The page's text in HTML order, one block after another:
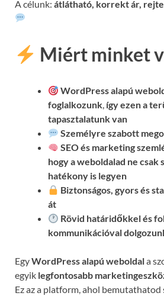
A célunk: átlátható, korrekt ár,
Miért minket
WordPress alapú
foglalkozunk, így ezen a
tapasztalatunk van
Személyre szabott
SEO és marketing
hogy a weboldalad ne csak
hatékony is legyen
Biztonságos, gyors és
át
Rövid határidőkkel és
kommunikációval
EgyWordPress alapú weboldala
egyik legfontosabb
Ez az a platform, ahol